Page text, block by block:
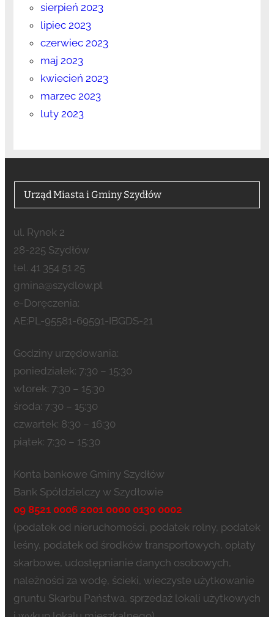
sierpień 2023
lipiec 2023
czerwiec 2023
maj 2023
kwiecień 2023
marzec 2023
luty 2023
Urząd Miasta i Gminy Szydłów
ul. Rynek 2
28-225 Szydłów
tel. 41 354 51 25
gmina@szydlow.pl
e-Doręczenia:
AE:PL-95581-69591-IBGDS-21
Godziny urzędowania:
poniedziałek: 7:30 – 15:30
wtorek: 7:30 – 15:30
środa: 7:30 – 15:30
czwartek: 8:30 – 16:30
piątek: 7:30 – 15:30
Konta bankowe Gminy Szydłów
Bank Spółdzielczy w Szydłowie
09 8521 0006 2001 0000 0130 0002
(podatek od nieruchomości, podatek rolny, podatek
leśny, podatek od środków transportowych, opłaty
skarbowe, udostępnianie danych osobowych,
należności za wodę, ścieki, wieczyste użytkowanie
gruntu Skarbu Państwa, sprzedaż lokali użytkowych